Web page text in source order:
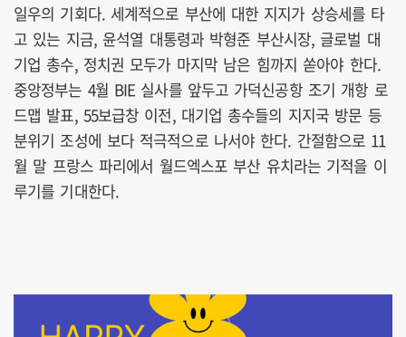
일우의 기회다. 세계적으로 부산에 대한 지지가 상승세를 타
고 있는 지금, 윤석열 대통령과 박형준 부산시장, 글로벌 대
기업 총수, 정치권 모두가 마지막 남은 힘까지 쏟아야 한다.
중앙정부는 4월 BIE 실사를 앞두고 가덕신공항 조기 개항 로
드맵 발표, 55보급창 이전, 대기업 총수들의 지지국 방문 등
분위기 조성에 보다 적극적으로 나서야 한다. 간절함으로 11
월 말 프랑스 파리에서 월드엑스포 부산 유치라는 기적을 이
루기를 기대한다.